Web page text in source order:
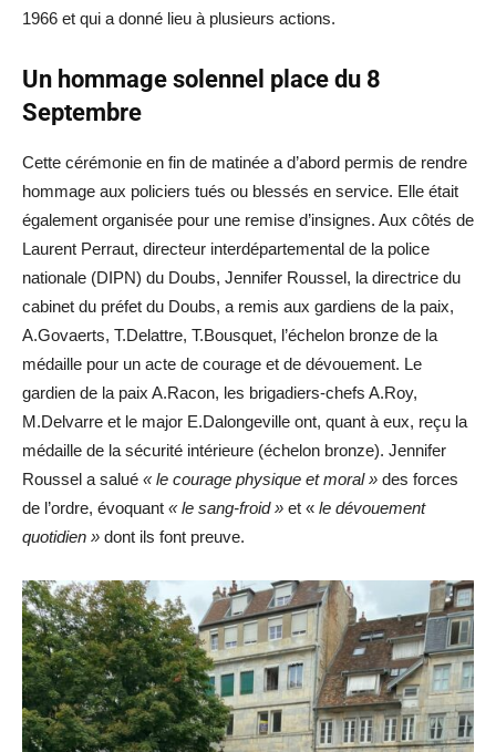
1966 et qui a donné lieu à plusieurs actions.
Un hommage solennel place du 8
Septembre
Cette cérémonie en fin de matinée a d’abord permis de rendre
hommage aux policiers tués ou blessés en service. Elle était
également organisée pour une remise d’insignes. Aux côtés de
Laurent Perraut, directeur interdépartemental de la police
nationale (DIPN) du Doubs, Jennifer Roussel, la directrice du
cabinet du préfet du Doubs, a remis aux gardiens de la paix,
A.Govaerts, T.Delattre, T.Bousquet, l’échelon bronze de la
médaille pour un acte de courage et de dévouement. Le
gardien de la paix A.Racon, les brigadiers-chefs A.Roy,
M.Delvarre et le major E.Dalongeville ont, quant à eux, reçu la
médaille de la sécurité intérieure (échelon bronze). Jennifer
Roussel a salué « le courage physique et moral » des forces
de l’ordre, évoquant « le sang-froid » et « le dévouement
quotidien » dont ils font preuve.